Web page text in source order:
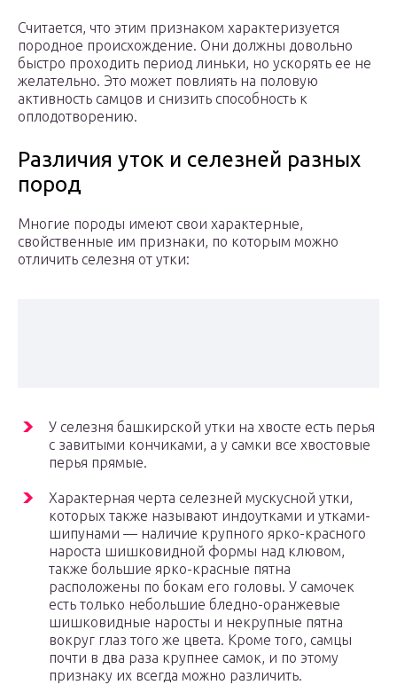
Считается, что этим признаком характеризуется
породное происхождение. Они должны довольно
быстро проходить период линьки, но ускорять ее не
желательно. Это может повлиять на половую
активность самцов и снизить способность к
оплодотворению.
Различия уток и селезней разных
пород
Многие породы имеют свои характерные,
свойственные им признаки, по которым можно
отличить селезня от утки:
У селезня башкирской утки на хвосте есть перья
с завитыми кончиками, а у самки все хвостовые
перья прямые.
Характерная черта селезней мускусной утки,
которых также называют индоутками и утками-
шипунами — наличие крупного ярко-красного
нароста шишковидной формы над клювом,
также большие ярко-красные пятна
расположены по бокам его головы. У самочек
есть только небольшие бледно-оранжевые
шишковидные наросты и некрупные пятна
вокруг глаз того же цвета. Кроме того, самцы
почти в два раза крупнее самок, и по этому
признаку их всегда можно различить.